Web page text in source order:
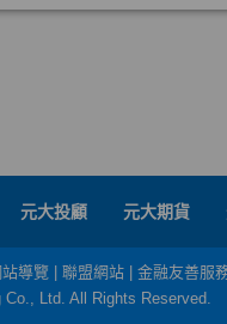
元大投顧 元大期貨
導覽 聯盟網站
金融友善服
Ltd. All Rights Reserved.